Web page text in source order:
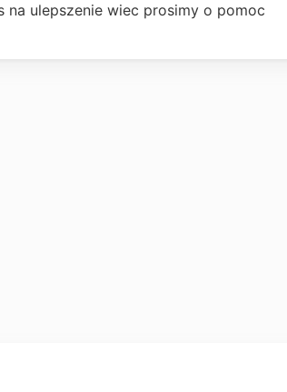
na ulepszenie wiec prosimy o pomoc